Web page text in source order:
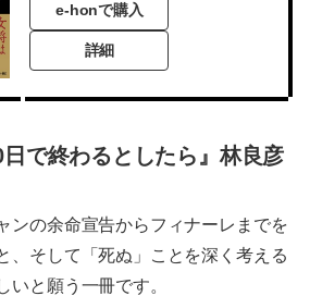
e-honで購入
詳細
日で終わるとしたら』林良彦
ンの余命宣告からフィナーレまでを
、そして「死ぬ」ことを深く考える
いと願う一冊です。